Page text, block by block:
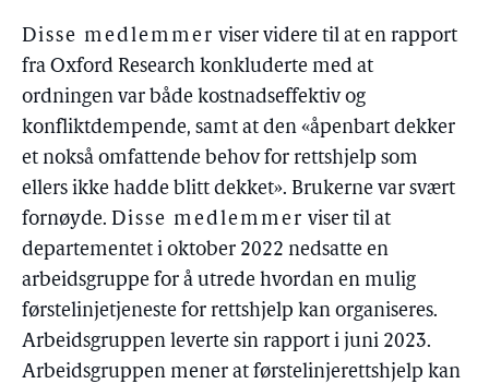
Disse medlemmer viser videre til at en rapport
fra Oxford Research konkluderte med at
ordningen var både kostnadseffektiv og
konfliktdempende, samt at den «åpenbart dekker
et nokså omfattende behov for rettshjelp som
ellers ikke hadde blitt dekket». Brukerne var svært
fornøyde. Disse medlemmer viser til at
departementet i oktober 2022 nedsatte en
arbeidsgruppe for å utrede hvordan en mulig
førstelinjetjeneste for rettshjelp kan organiseres.
Arbeidsgruppen leverte sin rapport i juni 2023.
Arbeidsgruppen mener at førstelinjerettshjelp kan